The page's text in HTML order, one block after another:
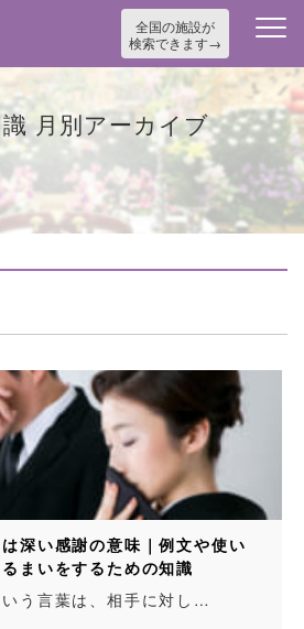
全国の施設が
検索できます
月別アーカイブ
は深い感謝の意味｜例文や使い
まいをするための知識
いう言葉は、相手に対し…